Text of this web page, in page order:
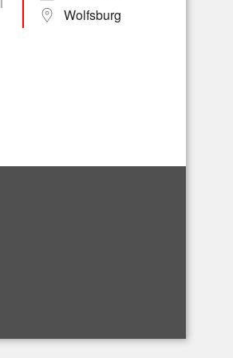
Wolfsburg